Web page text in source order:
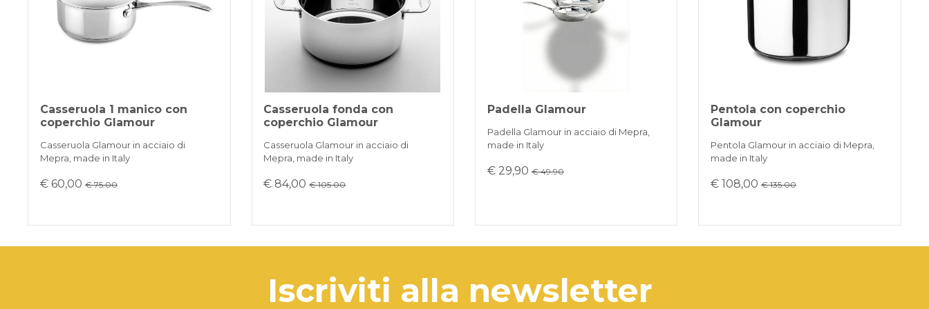
aggiungere un po' di acqua alla fonte dic alore
per sciogliere il grasso. Evitare l'uso di
pagliette abrasive, è sufficiente un panno
umido o una spugna morbida.
Casseruola 1 manico con
coperchio Glamour
Casseruola Glamour in acciaio di
Mepra, made in Italy
€ 60,00€ 75.00
Casseruola fonda con
coperchio Glamour
Casseruola Glamour in acciaio di
Mepra, made in Italy
€ 84,00€ 105.00
Padella Glamour
Padella Glamour in acciaio di Mepra,
made in Italy
€ 29,90€ 49.90
Pentola con coperchio
Glamour
Pentola Glamour in acciaio di Mepra,
made in Italy
€ 108,00€ 135.00
iscriviti alla newsletter